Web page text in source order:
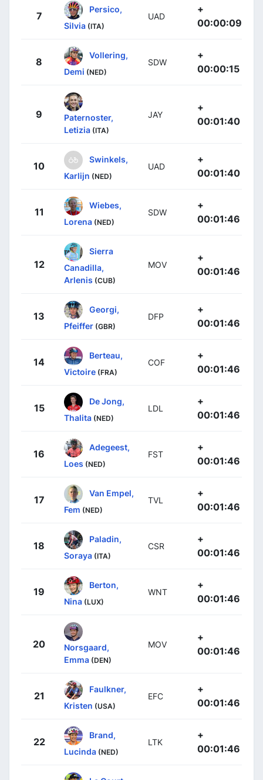
7
Persico,
Silvia (ITA)
UAD
+
00:00:09
8
Vollering,
Demi (NED)
SDW
+
00:00:15
9
Paternoster,
Letizia (ITA)
JAY
+
00:01:40
10
Swinkels,
Karlijn (NED)
UAD
+
00:01:40
11
Wiebes,
Lorena (NED)
SDW
+
00:01:46
12
Sierra
Canadilla,
Arlenis (CUB)
MOV
+
00:01:46
13
Georgi,
Pfeiffer (GBR)
DFP
+
00:01:46
14
Berteau,
Victoire (FRA)
COF
+
00:01:46
15
De Jong,
Thalita (NED)
LDL
+
00:01:46
16
Adegeest,
Loes (NED)
FST
+
00:01:46
17
Van Empel,
Fem (NED)
TVL
+
00:01:46
18
Paladin,
Soraya (ITA)
CSR
+
00:01:46
19
Berton,
Nina (LUX)
WNT
+
00:01:46
20
Norsgaard,
Emma (DEN)
MOV
+
00:01:46
21
Faulkner,
Kristen (USA)
EFC
+
00:01:46
22
Brand,
Lucinda (NED)
LTK
+
00:01:46